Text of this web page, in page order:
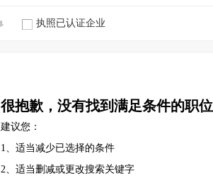
执照已认证企业
很抱歉，没有找到满足条件的职位
建议您：
1、适当减少已选择的条件
2、适当删减或更改搜索关键字